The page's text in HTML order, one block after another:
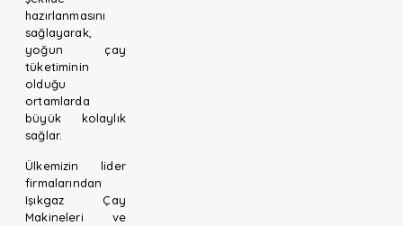
hazırlanmasını
sağlayarak,
yoğun çay
tüketiminin
olduğu
ortamlarda
büyük kolaylık
sağlar.
Ülkemizin lider
firmalarından
Işıkgaz Çay
Makineleri ve